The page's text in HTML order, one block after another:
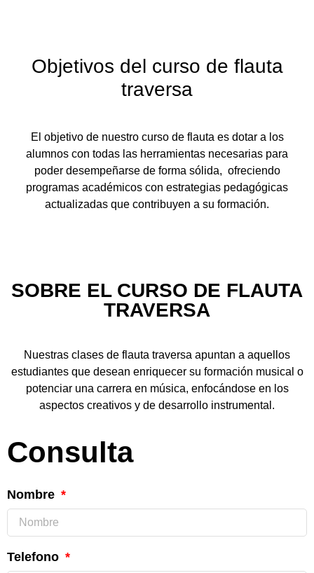
Objetivos del curso de flauta
traversa
El objetivo de nuestro curso de flauta es dotar a los
alumnos con todas las herramientas necesarias para
poder desempeñarse de forma sólida, ofreciendo
programas académicos con estrategias pedagógicas
actualizadas que contribuyen a su formación.
SOBRE EL CURSO DE FLAUTA
TRAVERSA
Nuestras clases de flauta traversa apuntan a aquellos
estudiantes que desean enriquecer su formación musical o
potenciar una carrera en música, enfocándose en los
aspectos creativos y de desarrollo instrumental.
Consulta
Nombre
Telefono